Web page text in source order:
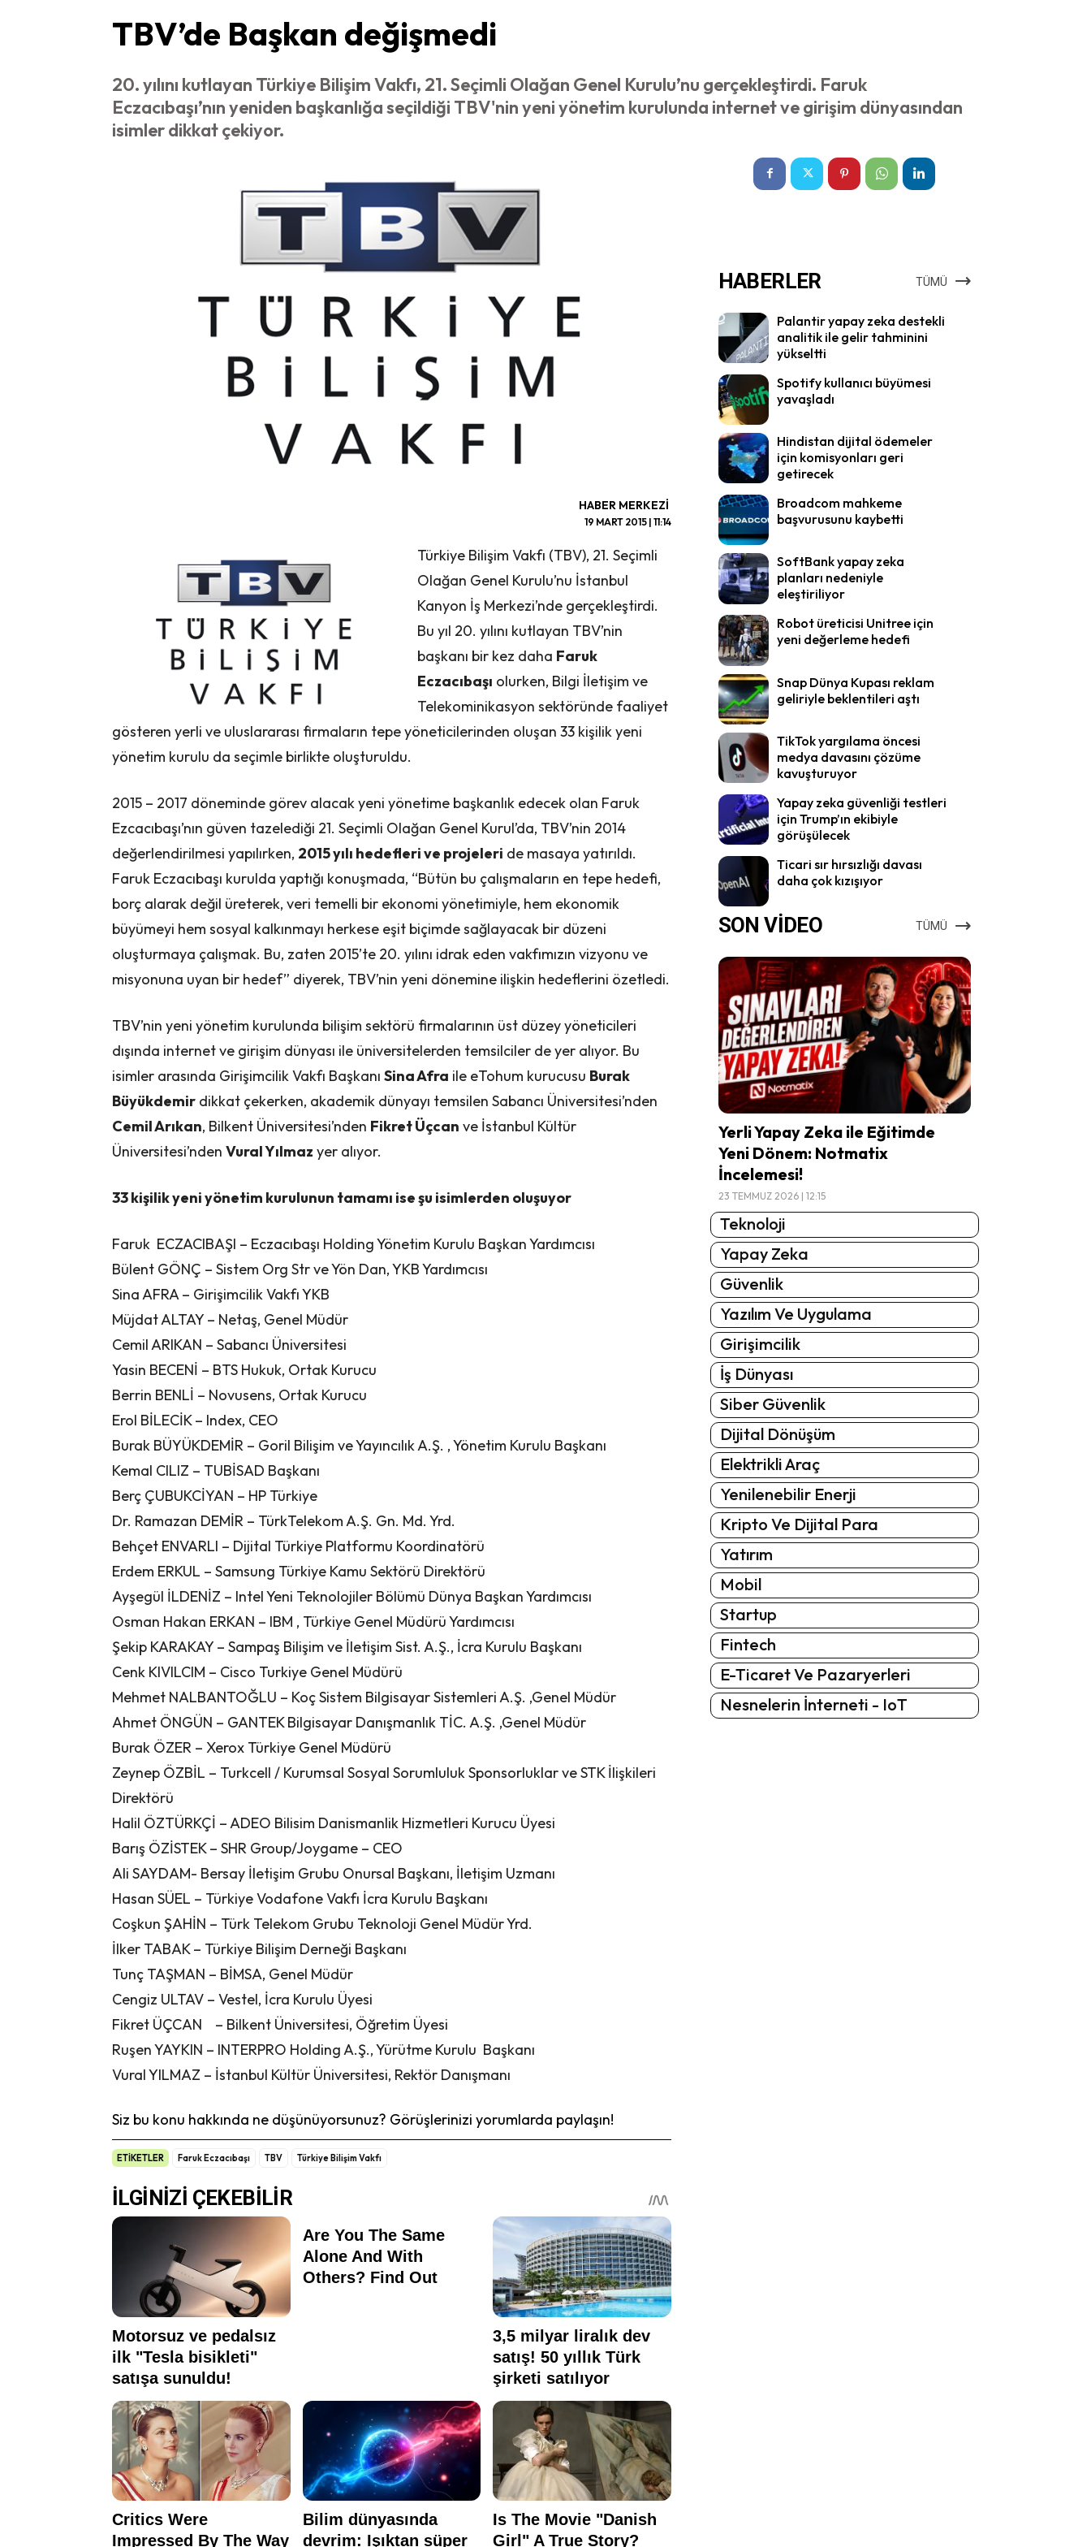
TBV’de Başkan değişmedi
20. yılını kutlayan Türkiye Bilişim Vakfı, 21. Seçimli Olağan Genel Kurulu’nu gerçekleştirdi. Faruk
Eczacıbaşı’nın yeniden başkanlığa seçildiği TBV'nin yeni yönetim kurulunda internet ve girişim dünyasından
isimler dikkat çekiyor.
HABER MERKEZI
19 MART 2015 | 11:14
Türkiye Bilişim Vakfı (TBV), 21. Seçimli
Olağan Genel Kurulu’nu İstanbul
Kanyon İş Merkezi’nde gerçekleştirdi.
Bu yıl 20. yılını kutlayan TBV’nin
başkanı bir kez daha Faruk
Eczacıbaşı olurken, Bilgi İletişim ve
Telekominikasyon sektöründe faaliyet
gösteren yerli ve uluslararası firmaların tepe yöneticilerinden oluşan 33 kişilik yeni
yönetim kurulu da seçimle birlikte oluşturuldu.
2015 – 2017 döneminde görev alacak yeni yönetime başkanlık edecek olan Faruk
Ezcacıbaşı’nın güven tazelediği 21. Seçimli Olağan Genel Kurul’da, TBV’nin 2014
değerlendirilmesi yapılırken, 2015 yılı hedefleri ve projeleri de masaya yatırıldı.
Faruk Eczacıbaşı kurulda yaptığı konuşmada, “Bütün bu çalışmaların en tepe hedefi,
borç alarak değil üreterek, veri temelli bir ekonomi yönetimiyle, hem ekonomik
büyümeyi hem sosyal kalkınmayı herkese eşit biçimde sağlayacak bir düzeni
oluşturmaya çalışmak. Bu, zaten 2015’te 20. yılını idrak eden vakfımızın vizyonu ve
misyonuna uyan bir hedef” diyerek, TBV’nin yeni dönemine ilişkin hedeflerini özetledi.
TBV’nin yeni yönetim kurulunda bilişim sektörü firmalarının üst düzey yöneticileri
dışında internet ve girişim dünyası ile üniversitelerden temsilciler de yer alıyor. Bu
isimler arasında Girişimcilik Vakfı Başkanı Sina Afra ile eTohum kurucusu Burak
Büyükdemir dikkat çekerken, akademik dünyayı temsilen Sabancı Üniversitesi’nden
Cemil Arıkan, Bilkent Üniversitesi’nden Fikret Üçcan ve İstanbul Kültür
Üniversitesi’nden Vural Yılmaz yer alıyor.
33 kişilik yeni yönetim kurulunun tamamı ise şu isimlerden oluşuyor
Faruk ECZACIBAŞI – Eczacıbaşı Holding Yönetim Kurulu Başkan Yardımcısı
Bülent GÖNÇ – Sistem Org Str ve Yön Dan, YKB Yardımcısı
Sina AFRA – Girişimcilik Vakfı YKB
Müjdat ALTAY – Netaş, Genel Müdür
Cemil ARIKAN – Sabancı Üniversitesi
Yasin BECENİ – BTS Hukuk, Ortak Kurucu
Berrin BENLİ – Novusens, Ortak Kurucu
Erol BİLECİK – Index, CEO
Burak BÜYÜKDEMİR – Goril Bilişim ve Yayıncılık A.Ş. , Yönetim Kurulu Başkanı
Kemal CILIZ – TUBİSAD Başkanı
Berç ÇUBUKCİYAN – HP Türkiye
Dr. Ramazan DEMİR – TürkTelekom A.Ş. Gn. Md. Yrd.
Behçet ENVARLI – Dijital Türkiye Platformu Koordinatörü
Erdem ERKUL – Samsung Türkiye Kamu Sektörü Direktörü
Ayşegül İLDENİZ – Intel Yeni Teknolojiler Bölümü Dünya Başkan Yardımcısı
Osman Hakan ERKAN – IBM , Türkiye Genel Müdürü Yardımcısı
Şekip KARAKAY – Sampaş Bilişim ve İletişim Sist. A.Ş., İcra Kurulu Başkanı
Cenk KIVILCIM – Cisco Turkiye Genel Müdürü
Mehmet NALBANTOĞLU – Koç Sistem Bilgisayar Sistemleri A.Ş. ,Genel Müdür
Ahmet ÖNGÜN – GANTEK Bilgisayar Danışmanlık TİC. A.Ş. ,Genel Müdür
Burak ÖZER – Xerox Türkiye Genel Müdürü
Zeynep ÖZBİL – Turkcell / Kurumsal Sosyal Sorumluluk Sponsorluklar ve STK İlişkileri
Direktörü
Halil ÖZTÜRKÇİ – ADEO Bilisim Danismanlik Hizmetleri Kurucu Üyesi
Barış ÖZİSTEK – SHR Group/Joygame – CEO
Ali SAYDAM- Bersay İletişim Grubu Onursal Başkanı, İletişim Uzmanı
Hasan SÜEL – Türkiye Vodafone Vakfı İcra Kurulu Başkanı
Coşkun ŞAHİN – Türk Telekom Grubu Teknoloji Genel Müdür Yrd.
İlker TABAK – Türkiye Bilişim Derneği Başkanı
Tunç TAŞMAN – BİMSA, Genel Müdür
Cengiz ULTAV – Vestel, İcra Kurulu Üyesi
Fikret ÜÇCAN – Bilkent Üniversitesi, Öğretim Üyesi
Ruşen YAYKIN – INTERPRO Holding A.Ş., Yürütme Kurulu Başkanı
Vural YILMAZ – İstanbul Kültür Üniversitesi, Rektör Danışmanı
Siz bu konu hakkında ne düşünüyorsunuz? Görüşlerinizi yorumlarda paylaşın!
ETİKETLER Faruk Eczacıbaşı TBV Türkiye Bilişim Vakfı
HABERLER TÜMÜ
Palantir yapay zeka destekli
analitik ile gelir tahminini
yükseltti
Spotify kullanıcı büyümesi
yavaşladı
Hindistan dijital ödemeler
için komisyonları geri
getirecek
Broadcom mahkeme
başvurusunu kaybetti
SoftBank yapay zeka
planları nedeniyle
eleştiriliyor
Robot üreticisi Unitree için
yeni değerleme hedefi
Snap Dünya Kupası reklam
geliriyle beklentileri aştı
TikTok yargılama öncesi
medya davasını çözüme
kavuşturuyor
Yapay zeka güvenliği testleri
için Trump’ın ekibiyle
görüşülecek
Ticari sır hırsızlığı davası
daha çok kızışıyor
SON VİDEO TÜMÜ
Yerli Yapay Zeka ile Eğitimde
Yeni Dönem: Notmatix
İncelemesi!
23 TEMMUZ 2026 | 12:15
Teknoloji
Yapay Zeka
Güvenlik
Yazılım Ve Uygulama
Girişimcilik
İş Dünyası
Siber Güvenlik
Dijital Dönüşüm
Elektrikli Araç
Yenilenebilir Enerji
Kripto Ve Dijital Para
Yatırım
Mobil
Startup
Fintech
E-Ticaret Ve Pazaryerleri
Nesnelerin İnterneti - IoT